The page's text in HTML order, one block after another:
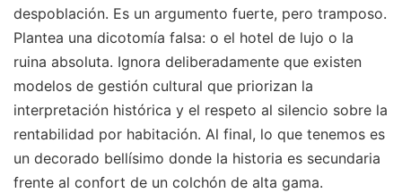
despoblación. Es un argumento fuerte, pero tramposo.
Plantea una dicotomía falsa: o el hotel de lujo o la
ruina absoluta. Ignora deliberadamente que existen
modelos de gestión cultural que priorizan la
interpretación histórica y el respeto al silencio sobre la
rentabilidad por habitación. Al final, lo que tenemos es
un decorado bellísimo donde la historia es secundaria
frente al confort de un colchón de alta gama.